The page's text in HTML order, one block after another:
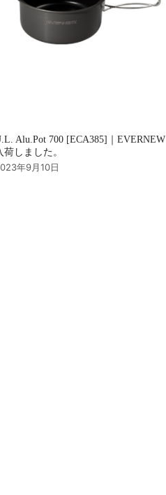
Alu.Pot 700 [ECA385]｜EVERNEW
荷しました。
年9月10日